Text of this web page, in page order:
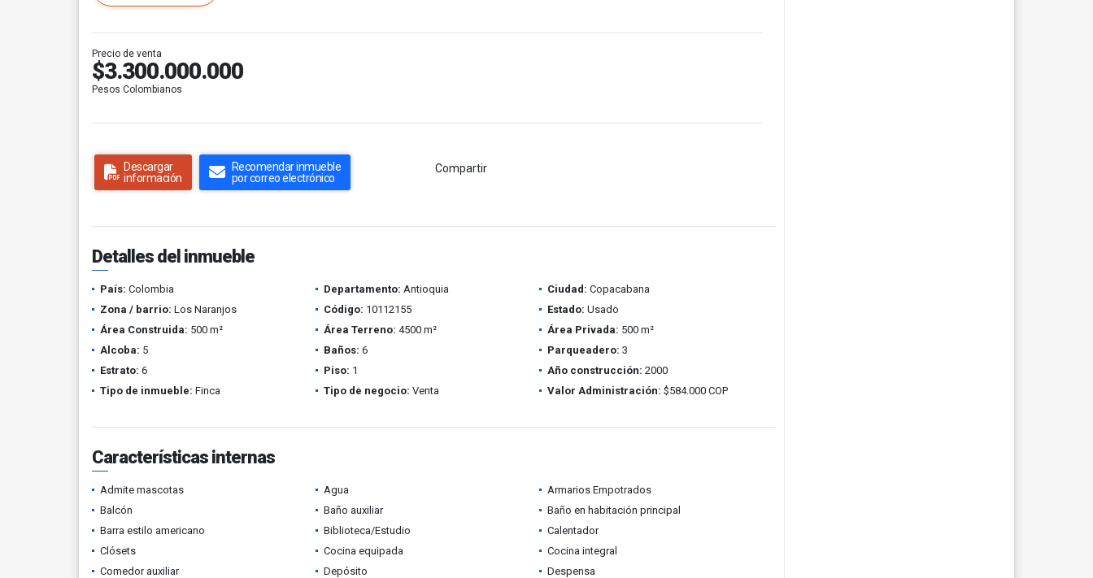
Precio de venta
$3.300.000.000
Pesos Colombianos
Descargar
información
Recomendar inmueble
por correo electrónico
Compartir
Detalles del inmueble
País: Colombia Departamento: Antioquia Ciudad: Copacabana
Zona / barrio: Los Naranjos Código: 10112155 Estado: Usado
Área Construida: 500 m² Área Terreno: 4500 m² Área Privada: 500 m²
Alcoba: 5 Baños: 6 Parqueadero: 3
Estrato: 6 Piso: 1 Año construcción: 2000
Tipo de inmueble: Finca Tipo de negocio: Venta Valor Administración: $584.000 COP
Características internas
Admite mascotas Agua
Armarios Empotrados
Balcón
Baño auxiliar
Baño en habitación principal
Barra estilo americano
Biblioteca/Estudio
Calentador
Clósets
Cocina equipada
Cocina integral
Comedor auxiliar
Depósito
Despensa